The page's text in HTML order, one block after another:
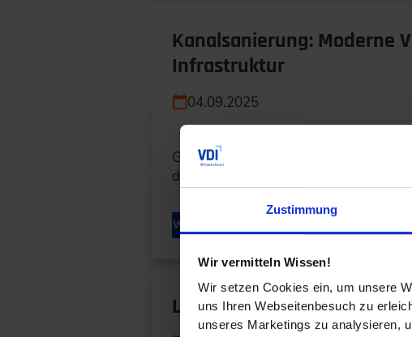
Zustimmung
Wir vermitteln Wissen!
Wir setzen Cookies ein, um unsere
uns Ihren Webseitenbesuch zu
unseres Marketings zu analysieren,
Kanalsanierung: Moderne
Infrastruktur
04.09.2025
Grabenlos in die Zukunft: Moderne
den Werterhalt unserer Städte. Diana…
WEITERLESEN
Lärmminderung in